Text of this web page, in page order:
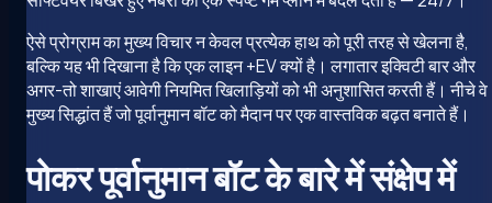
ऐसे प्रोग्राम का मुख्य विचार न केवल प्रत्येक हाथ को पूरी तरह से खेलना है,
बल्कि यह भी दिखाना है कि एक लाइन +EV क्यों है। लगातार इक्विटी बार और
अगर-तो शाखाएं आवेगी नियमित खिलाड़ियों को भी अनुशासित करती हैं। नीचे वे
मुख्य सिद्धांत हैं जो पूर्वानुमान बॉट को मैदान पर एक वास्तविक बढ़त बनाते हैं।
पोकर पूर्वानुमान बॉट के बारे में संक्षेप में